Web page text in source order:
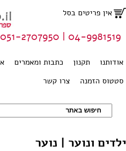
אין פריטים בסל
אודותנו תקנון כתבות ומאמרים
סטטוס הזמנה
צרו קשר
04-9981519 | 051-2707950
ילדים ונוער | נוער